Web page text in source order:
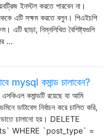
ইনস্টল করতে পারবেন না।
এটি সক্ষম করতে বলুন। পিএইচপি
এটি ছাড়া, নিম্নলিখিত বৈশিষ্ট্যগুলি
…
mysql কমান্ড চালাবেন?
কমান্ডটি রয়েছে যা আমি
ডাটাবেস নির্বাচন করে চালিত করি,
চালানো হয়। DELETE
WHERE `post_type` =